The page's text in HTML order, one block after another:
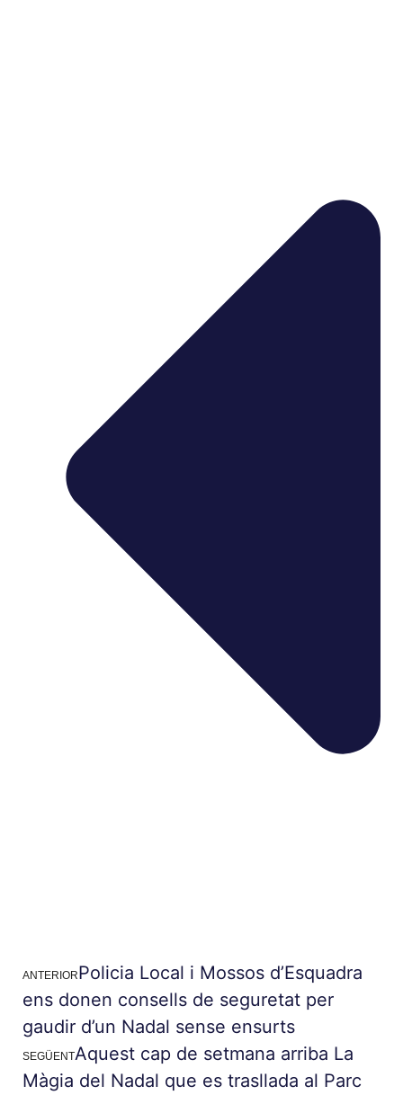
ANTERIORPolicia Local i Mossos d’Esquadra
ens donen consells de seguretat per
gaudir d’un Nadal sense ensurts
SEGÜENTAquest cap de setmana arriba La
Màgia del Nadal que es trasllada al Parc